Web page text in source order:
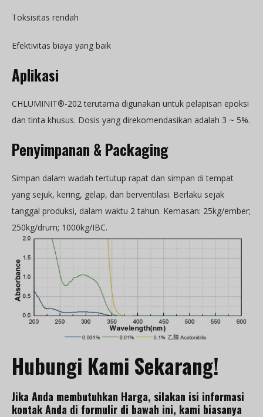
Toksisitas rendah
Efektivitas biaya yang baik
Aplikasi
CHLUMINIT®-202 terutama digunakan untuk pelapisan epoksi
dan tinta khusus. Dosis yang direkomendasikan adalah 3 ~ 5%.
Penyimpanan & Packaging
Simpan dalam wadah tertutup rapat dan simpan di tempat
yang sejuk, kering, gelap, dan berventilasi. Berlaku sejak
tanggal produksi, dalam waktu 2 tahun. Kemasan: 25kg/ember;
250kg/drum; 1000kg/IBC.
Hubungi Kami Sekarang!
Jika Anda membutuhkan Harga, silakan isi informasi
kontak Anda di formulir di bawah ini, kami biasanya